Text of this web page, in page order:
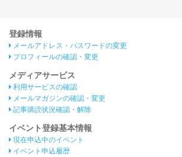
登録情報
メールアドレス・パスワードの変更
プロフィールの確認・変更
メディアサービス
利用サービスの確認
メールマガジンの確認・変更
記事購読状況確認・解除
イベント登録基本情報
現在申込中のイベント
イベント申込履歴